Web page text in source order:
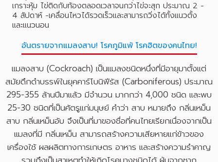
เกราะหุ้ม ไข่ติดกับท้องตลอดเวลาจนกว่าไข่จะสุก ประมาณ 2 -
4 สัปดาห์ -เคลื่อนไหวได้รวดเร็วและสามารถวิ่งได้ทั้งแนวตั้ง
และแนวนอน
อันตรายจากแมลงสาบ! โรคภูมิแพ้ โรคฮิตของคนไทย!
แมลงสาบ (Cockroach) เป็นแมลงชนิดหนึ่งที่มีอายุมาตั้งแต่
สมัยดึกดำบรรพ์ในยุคคาร์โบนิฟีรัส (Carboniferous) ประมาณ
295-355 ล้านปีมาแล้ว มีจำนวน มากกว่า 4,000 ชนิด และพบ
25-30 ชนิดที่เป็นศัตรูแก่มนุษย์ คำว่า สาบ หมายถึง กลิ่นเหม็น
สาบ กลิ่นเหม็นอับ จึงเป็นที่มาของชื่อที่คนไทยเรียกเนื่องจากเป็น
แมลงที่มี กลิ่นเหม็น สามารถสร้างความเสียหายแก่ข้าวของ
เครื่องใช้ ผลผลิตทางการเกษตร อาหาร และสร้างความรำคาญ